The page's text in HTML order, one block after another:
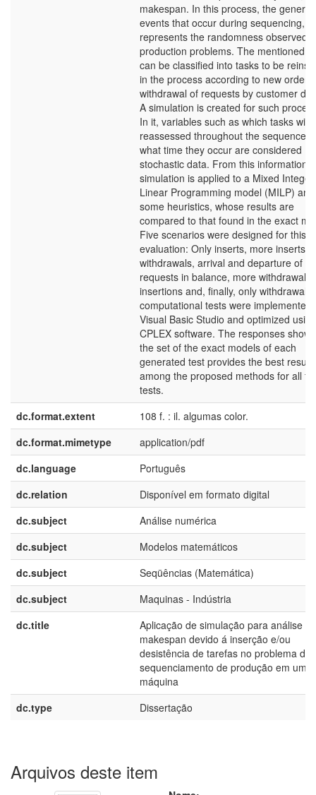
makespan. In this process, the
events that occur during sequencing,
represents the randomness observed
production problems. The mentioned
can be classified into tasks to be
in the process according to new
withdrawal of requests by customer
A simulation is created for such
In it, variables such as which tasks will
reassessed throughout the sequence
what time they occur are considered
stochastic data. From this information,
simulation is applied to a Mixed Integer
Linear Programming model (MILP) and
some heuristics, whose results are
compared to that found in the exact
Five scenarios were designed for this
evaluation: Only inserts, more inserts
withdrawals, arrival and departure of
requests in balance, more withdrawals
insertions and, finally, only
computational tests were implemented
Visual Basic Studio and optimized
CPLEX software. The responses show
the set of the exact models of each
generated test provides the best results
among the proposed methods for all
tests.
dc.format.extent
108 f. : il. algumas color.
dc.format.mimetype
application/pdf
dc.language
Português
dc.relation
Disponível em formato digital
dc.subject
Análise numérica
dc.subject
Modelos matemáticos
dc.subject
Seqüências (Matemática)
dc.subject
Maquinas - Indústria
dc.title
Aplicação de simulação para análise do
makespan devido á inserção e/ou
desistência de tarefas no problema de
sequenciamento de produção em uma
máquina
dc.type
Dissertação
Arquivos deste item